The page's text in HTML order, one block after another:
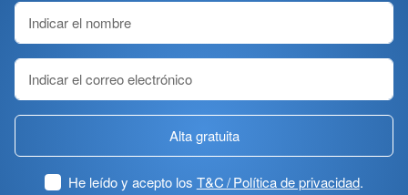
Alta gratuita
He leído y acepto los T&C / Política de privacidad.